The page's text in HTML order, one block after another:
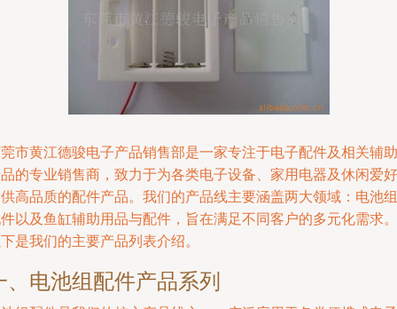
市黄江德骏电子产品销售部是一家专注于电子配件及相关辅助
的专业销售商，致力于为各类电子设备、家用电器及休闲爱好
高品质的配件产品。我们的产品线主要涵盖两大领域：电池组
以及鱼缸辅助用品与配件，旨在满足不同客户的多元化需求。
是我们的主要产品列表介绍。
、电池组配件产品系列